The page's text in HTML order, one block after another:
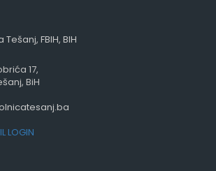
FBIH, BIH
17,
BiH
LOGIN